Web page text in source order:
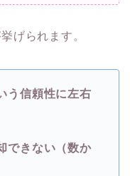
げられます。
う信頼性に左右
できない（数か